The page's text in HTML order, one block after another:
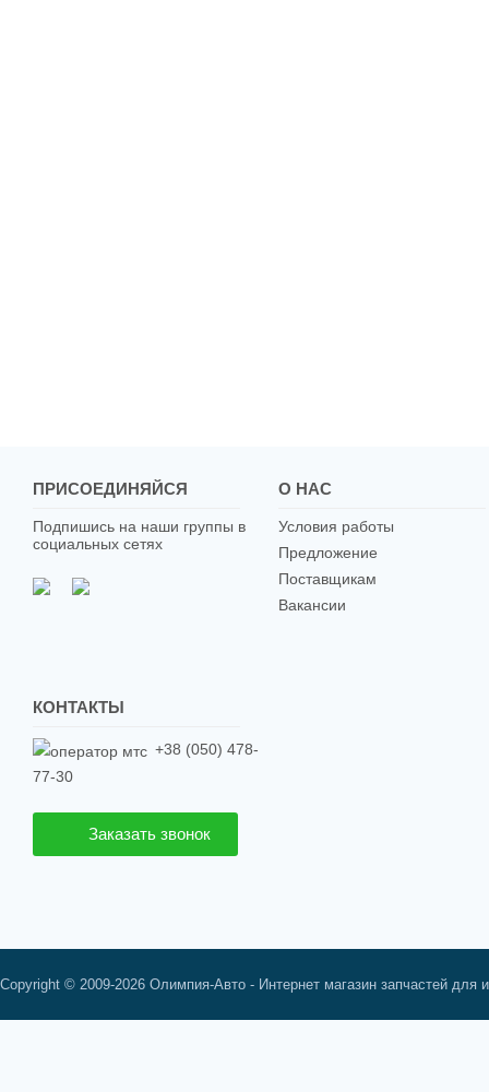
ПРИСОЕДИНЯЙСЯ
Подпишись на наши группы в
социальных сетях
О НАС
Условия работы
Предложение
Поставщикам
Вакансии
КОНТАКТЫ
+38 (050) 478-
77-30
Заказать звонок
Copyright © 2009-2026 Олимпия-Авто - Интернет магазин запчастей для